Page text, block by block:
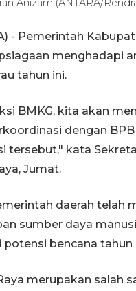
Anizam (ANTARA/
- Pemerintah
menghadapi
tahun ini.
BMKG, kita akan
dengan
tersebut," kata
Jumat.
daerah telah
sumber daya
bencana tahun
merupakan salah